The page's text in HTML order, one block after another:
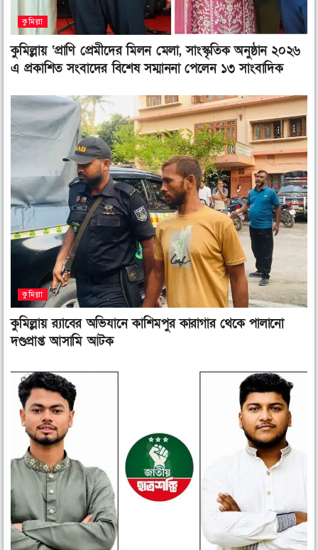
কুমিল্লা
কুমিল্লায় ‘প্রাণি প্রেমীদের মিলন মেলা, সাংস্কৃতিক অনুষ্ঠান ২০২৬
এ প্রকাশিত সংবাদের বিশেষ সম্মাননা পেলেন ১৩ সাংবাদিক
কুমিল্লা
কুমিল্লায় র‌্যাবের অভিযানে কাশিমপুর কারাগার থেকে পালানো
দণ্ডপ্রাপ্ত আসামি আটক